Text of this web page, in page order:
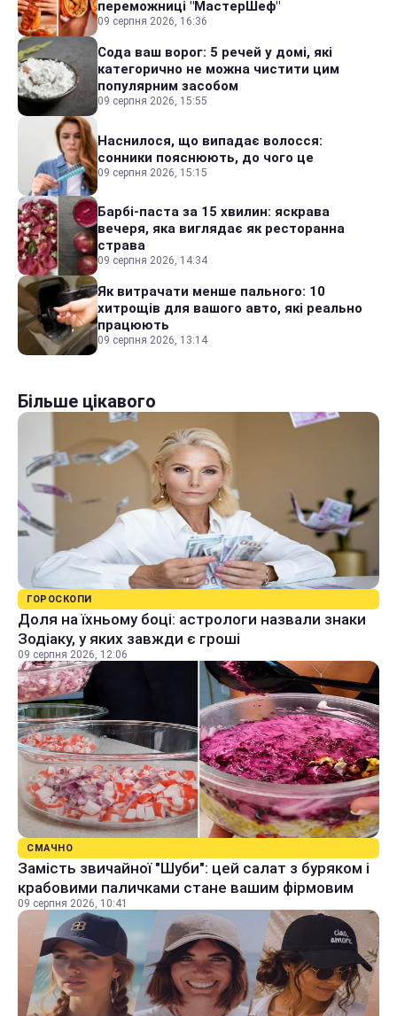
переможниці "МастерШеф"
09 серпня 2026, 16:36
Сода ваш ворог: 5 речей у домі, які
категорично не можна чистити цим
популярним засобом
09 серпня 2026, 15:55
Наснилося, що випадає волосся:
сонники пояснюють, до чого це
09 серпня 2026, 15:15
Барбі-паста за 15 хвилин: яскрава
вечеря, яка виглядає як ресторанна
страва
09 серпня 2026, 14:34
Як витрачати менше пального: 10
хитрощів для вашого авто, які реально
працюють
09 серпня 2026, 13:14
Більше цікавого
ГОРОСКОПИ
Доля на їхньому боці: астрологи назвали знаки
Зодіаку, у яких завжди є гроші
09 серпня 2026, 12:06
СМАЧНО
Замість звичайної "Шуби": цей салат з буряком і
крабовими паличками стане вашим фірмовим
09 серпня 2026, 10:41